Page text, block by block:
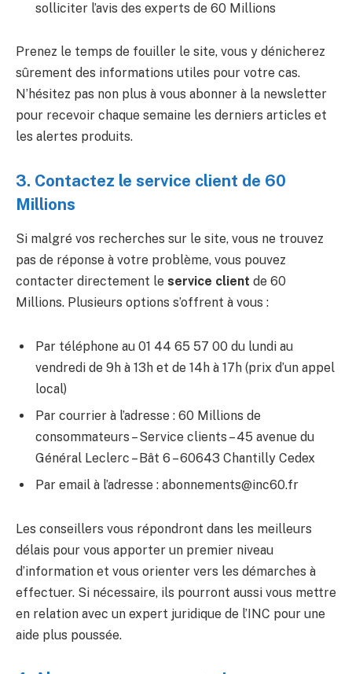
solliciter l’avis des experts de 60 Millions
Prenez le temps de fouiller le site, vous y dénicherez
sûrement des informations utiles pour votre cas.
N’hésitez pas non plus à vous abonner à la newsletter
pour recevoir chaque semaine les derniers articles et
les alertes produits.
3. Contactez le service client de 60
Millions
Si malgré vos recherches sur le site, vous ne trouvez
pas de réponse à votre problème, vous pouvez
contacter directement le service client de 60
Millions. Plusieurs options s’offrent à vous :
Par téléphone au 01 44 65 57 00 du lundi au
vendredi de 9h à 13h et de 14h à 17h (prix d’un appel
local)
Par courrier à l’adresse : 60 Millions de
consommateurs – Service clients – 45 avenue du
Général Leclerc – Bât 6 – 60643 Chantilly Cedex
Par email à l’adresse : abonnements@inc60.fr
Les conseillers vous répondront dans les meilleurs
délais pour vous apporter un premier niveau
d’information et vous orienter vers les démarches à
effectuer. Si nécessaire, ils pourront aussi vous mettre
en relation avec un expert juridique de l’INC pour une
aide plus poussée.